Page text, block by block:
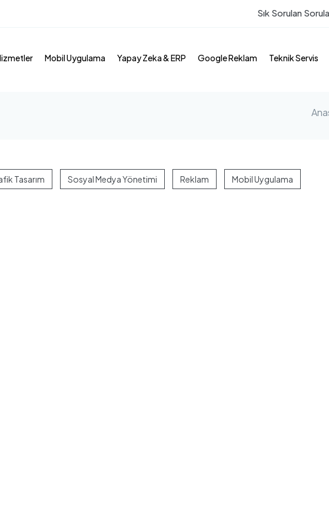
Sık Sorulan
Mobil Uygulama Yapay Zeka & ERP Google Reklam Teknik Servis
Tasarım Sosyal Medya Yönetimi Reklam Mobil Uygulama